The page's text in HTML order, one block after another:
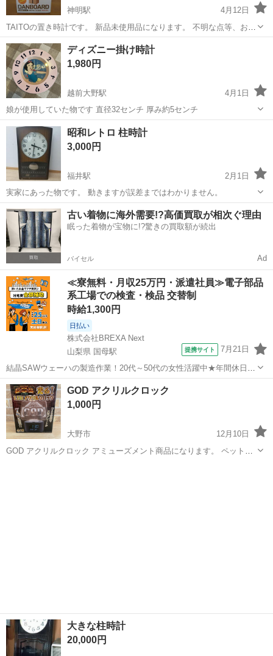
神明駅
4月12日
TAITOの置き時計です。 新品未使用品になります。 不明な点等、お問
い合わせ下さい。
福井 鯖江市 神明駅 時計 置き時計
ディズニー掛け時計
1,980円
越前大野駅
4月1日
娘が使用していた物です 直径32センチ 厚み約5センチ
福井 大野市 越前大野駅 時計
昭和レトロ 柱時計
3,000円
福井駅
2月1日
実家にあった物です。 動きますが誤差まではわかりません。
福井 福井市 福井駅 時計 柱時計
古い着物に海外需要!?高価買取が相次ぐ理由
眠った着物が宝物に!?驚きの買取額が続出
バイセル Ad
≪寮無料・月収25万円・派遣社員≫電子部品
系工場での検査・検品 交替制
時給1,300円
日払い
株式会社BREXA Next
山梨県 国母駅
提携サイト 7月21日
結晶SAWウェーハの製造作業！20代～50代の女性活躍中★年間休日
120日＆土日祝休み！クリーンルーム内でのお仕事！日払い制度利用可
◎正社員登用制度あり！マイカー通勤可！《山梨県中巨摩郡昭和町》
人気の工場のお仕事 ◇結晶...
山梨 国母駅 その他
GOD アクリルクロック
1,000円
大野市
12月10日
GOD アクリルクロック アミューズメント商品になります。 ペット、
大きな柱時計
20,000円